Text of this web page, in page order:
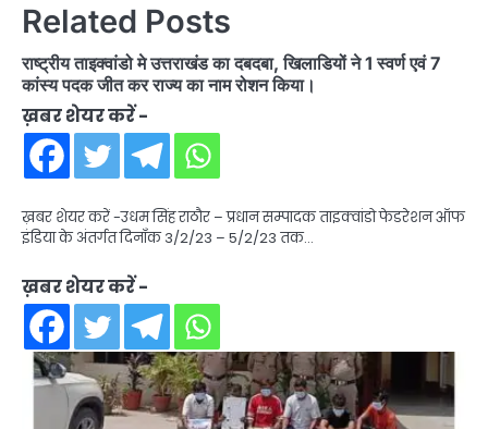
Related Posts
राष्ट्रीय ताइक्वांडो मे उत्तराखंड का दबदबा, खिलाडियों ने 1 स्वर्ण एवं 7
कांस्य पदक जीत कर राज्य का नाम रोशन किया।
ख़बर शेयर करें -
ख़बर शेयर करें -उधम सिंह राठौर – प्रधान सम्पादक ताइक्वांडो फेडरेशन ऑफ
इंडिया के अंतर्गत दिनाँक 3/2/23 – 5/2/23 तक…
ख़बर शेयर करें -